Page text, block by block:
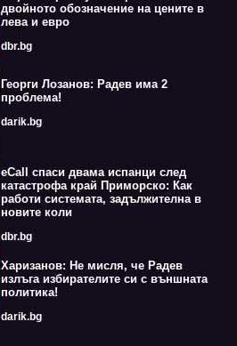
двойното обозначение на цените в
лева и евро
dbr.bg
Георги Лозанов: Радев има 2
проблема!
darik.bg
eCall спаси двама испанци след
катастрофа край Приморско: Как
работи системата, задължителна в
новите коли
dbr.bg
Харизанов: Не мисля, че Радев
излъга избирателите си с външната
политика!
darik.bg